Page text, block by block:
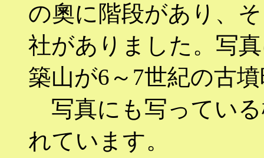
の奧に階段があり、
社がありました。写
築山が6～7世紀の古
写真にも写ってい
れています。